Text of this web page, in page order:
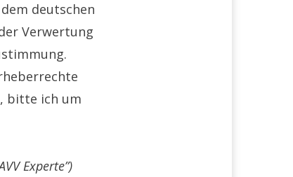
deutschen
Verwertung
bitte ich um
Experte”)